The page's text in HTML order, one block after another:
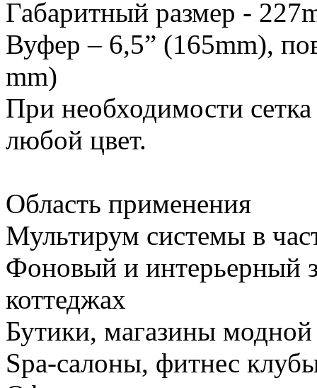
Габаритный размер -
Вуфер – 6,5” (165mm),
mm)
При необходимости
любой цвет.
Область применения
Мультирум системы в
Фоновый и интерьерный
коттеджах
Бутики, магазины
Spa-салоны, фитнес